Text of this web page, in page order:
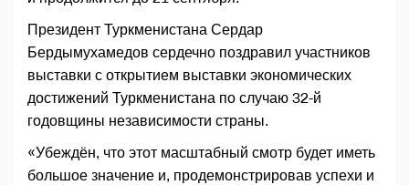
Президент Туркменистана Сердар
Бердымухамедов сердечно поздравил участников
выставки с открытием выставки экономических
достижений Туркменистана по случаю 32-й
годовщины независимости страны.
«Убеждён, что этот масштабный смотр будет иметь
большое значение и, продемонстрировав успехи и